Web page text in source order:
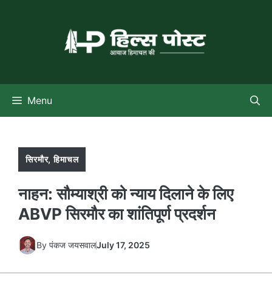
Menu
सिरमौर,हिमाचल
नाहन: सौम्याश्री को न्याय दिलाने के लिए
ABVP सिरमौर का शांतिपूर्ण प्रदर्शन
By पंकज जयसवालJuly 17, 2025